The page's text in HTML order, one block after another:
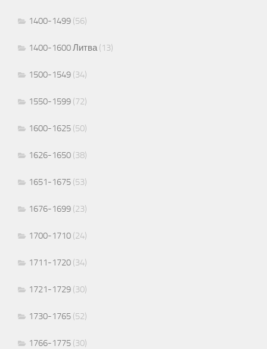
1400-1499 (56)
1400-1600 Литва(13)
1500-1549 (34)
1550-1599 (72)
1600-1625 (50)
1626-1650 (38)
1651-1675 (53)
1676-1699 (23)
1700-1710 (24)
1711-1720 (34)
1721-1729 (30)
1730-1765 (52)
1766-1775 (30)